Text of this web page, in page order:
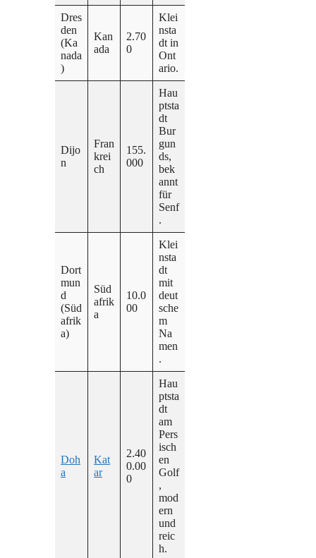
Dres
den
(Ka
nada
)
Kan
ada
2.70
0
Klei
nsta
dt in
Ont
ario.
Dijo
n
Fran
krei
ch
155.
000
Hau
ptsta
dt
Bur
gun
ds,
bek
annt
für
Senf
.
Dort
mun
d
(Süd
afrik
a)
Süd
afrik
a
10.0
00
Klei
nsta
dt
mit
deut
sche
m
Na
men
.
Doh
a
Kat
ar
2.40
0.00
0
Hau
ptsta
dt
am
Pers
isch
en
Golf
,
mod
ern
und
reic
h.